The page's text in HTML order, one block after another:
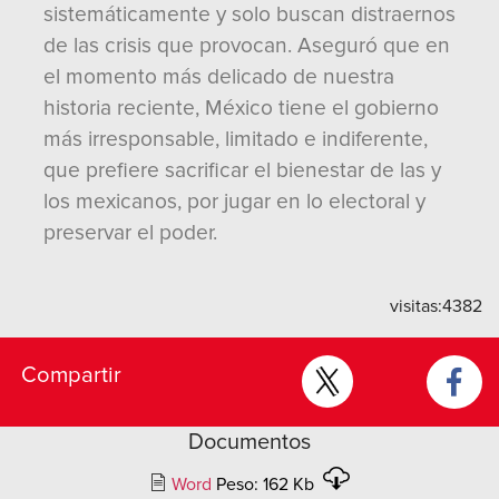
sistemáticamente y solo buscan distraernos
de las crisis que provocan. Aseguró que en
el momento más delicado de nuestra
historia reciente, México tiene el gobierno
más irresponsable, limitado e indiferente,
que prefiere sacrificar el bienestar de las y
los mexicanos, por jugar en lo electoral y
preservar el poder.
visitas:4382
Compartir
Documentos
Word Peso: 162 Kb